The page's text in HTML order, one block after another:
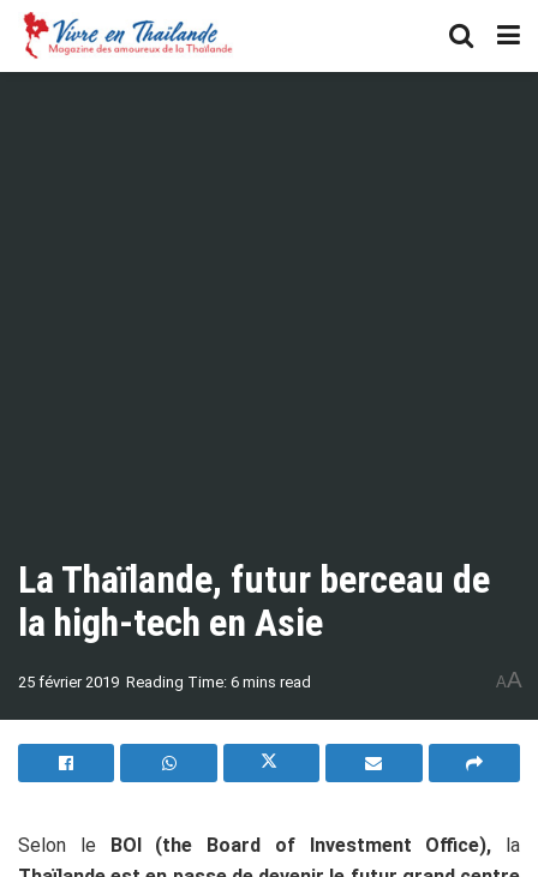
La Thaïlande, futur berceau de
la high-tech en Asie
25 février 2019 Reading Time: 6 mins read AA
Selon le BOI (the Board of Investment Office), la